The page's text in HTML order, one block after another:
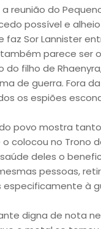
reunião do
possível e
faz Sor Lannister
parece ser
do filho de
de guerra. Fora
os espiões
povo mostra
colocou no Trono
deles o
pessoas,
à
digna de nota